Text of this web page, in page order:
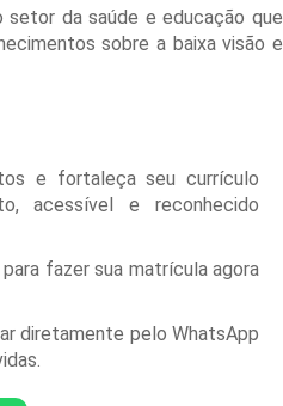
setor da saúde e educação que
sobre a baixa visão e
e fortaleça seu currículo
acessível e reconhecido
fazer sua matrícula agora
diretamente pelo WhatsApp